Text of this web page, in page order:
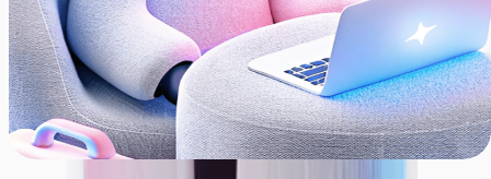
удалиться с них, даже если не планируете карьеру
модели.
Перейти в тг-канал